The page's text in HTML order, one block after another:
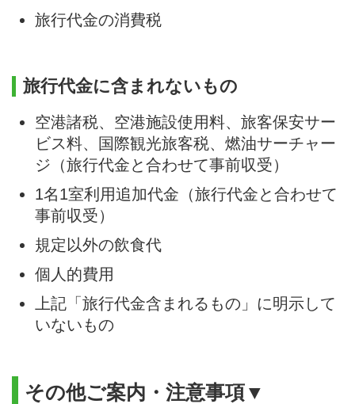
旅行代金の消費税
旅行代金に含まれないもの
空港諸税、空港施設使用料、旅客保安サー
ビス料、国際観光旅客税、燃油サーチャー
ジ（旅行代金と合わせて事前収受）
1名1室利用追加代金（旅行代金と合わせて
事前収受）
規定以外の飲食代
個人的費用
上記「旅行代金含まれるもの」に明示して
いないもの
その他ご案内・注意事項▼